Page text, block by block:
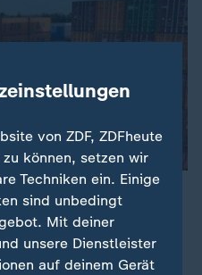
zeigen sich
wieder anzieht. Für 2026
der Wirtschaft von 1,3
von ZDF, ZDFheute
können, setzen wir
Techniken ein. Einige
sind unbedingt
Mit deiner
unsere Dienstleister
auf deinem Gerät